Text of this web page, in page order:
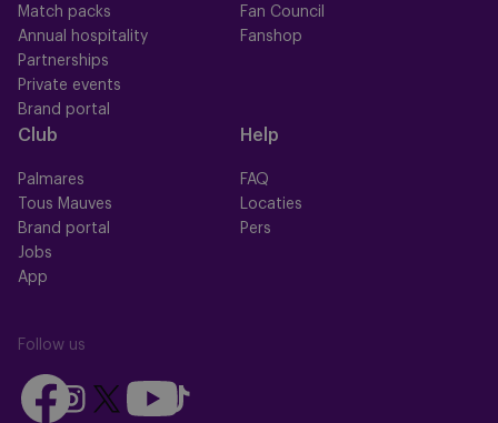
Match packs
Annual hospitality
Partnerships
Private events
Brand portal
Fan Council
Fanshop
Club
Palmares
Tous Mauves
Brand portal
Jobs
App
Help
FAQ
Locaties
Pers
Follow us
Follow
us
FollowFollow
Follow
us
Follow